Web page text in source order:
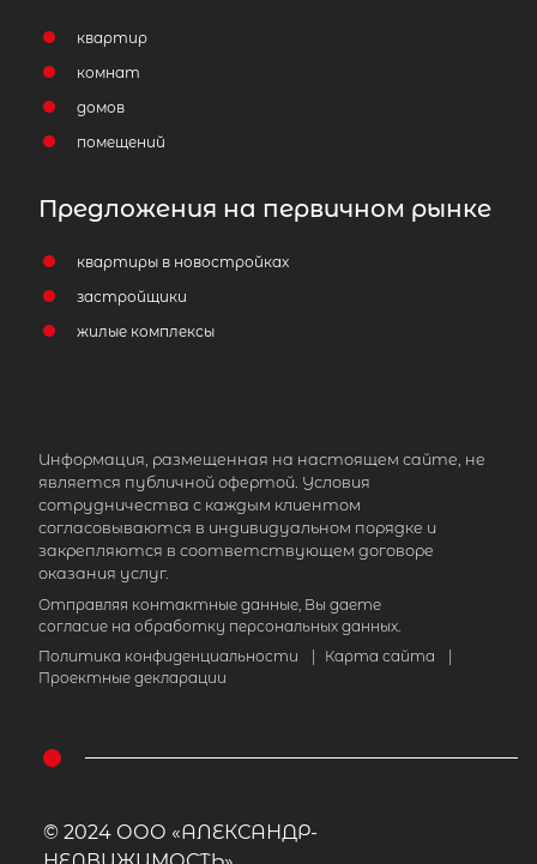
квартир
комнат
домов
помещений
Предложения на первичном рынке
квартиры в новостройках
застройщики
жилые комплексы
Информация, размещенная на настоящем сайте, не
является публичной офертой. Условия
сотрудничества с каждым клиентом
согласовываются в индивидуальном порядке и
закрепляются в соответствующем договоре
оказания услуг.
Отправляя контактные данные, Вы даете
согласие на обработку персональных данных.
Политика конфиденциальности
Карта сайта
Проектные декларации
© 2024 ООО «АЛЕКСАНДР-